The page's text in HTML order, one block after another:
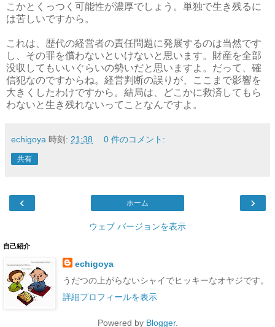
こかとくっつく可能性が濃厚でしょう。単独で生き残るに
は苦しいですから。
これは、歴代の経営者の責任問題に発展するのは当然です
し、その罪を償わないといけないと思います。財産を全部
没収してもいいぐらいの勢いだと思いますよ。だって、確
信犯なのですからね。経営判断の誤りが、ここまで影響を
大きくしたわけですから。結局は、どこかに救済してもら
わないと生き残れないってことなんですよ。
echigoya 時刻: 21:38 0 件のコメント:
共有
‹ ›
ホーム
ウェブ バージョンを表示
自己紹介
echigoya
うだつの上がらないシャイでヒッキーなオヤジです。
詳細プロフィールを表示
Powered by Blogger.